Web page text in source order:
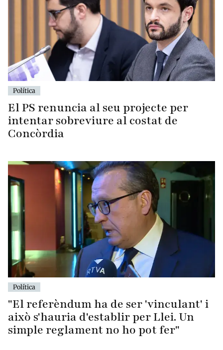
Política
El PS renuncia al seu projecte per
intentar sobreviure al costat de
Concòrdia
Política
"El referèndum ha de ser 'vinculant' i
això s'hauria d'establir per Llei. Un
simple reglament no ho pot fer"